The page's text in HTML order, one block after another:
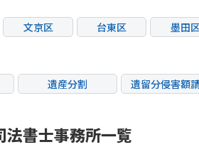
文京区 台東区
墨田
板橋区 練馬区
足立
三鷹市 府中市
調布
遺産分割
遺留分侵害額
相続財産調査
産)
書士事務所一覧